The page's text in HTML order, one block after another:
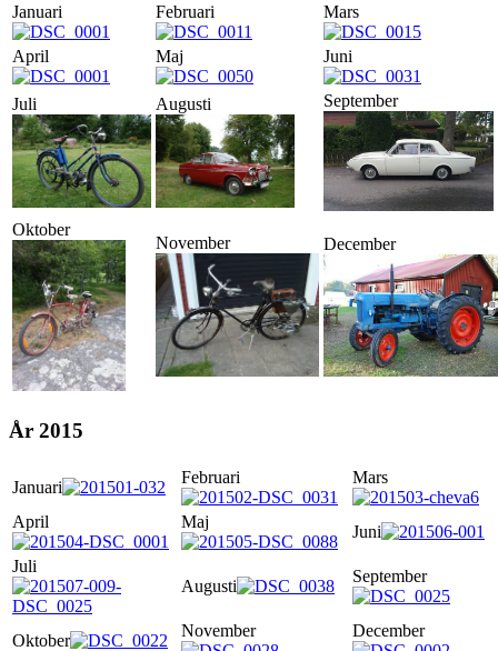
Januari Februari Mars
April Maj Juni
Juli Augusti September
Oktober
November December
År 2015
Januari
Februari Mars
April Maj
Juni
Juli
Augusti
September
Oktober
November December